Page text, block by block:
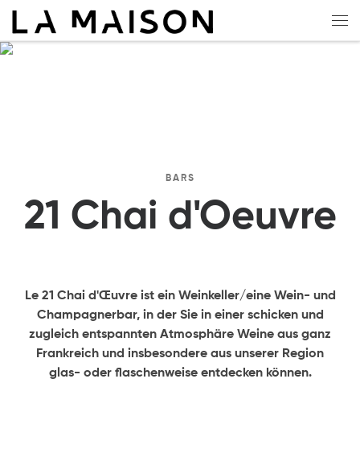
Zum Inhalt springen
BARS
21 Chai d'Oeuvre
Le 21 Chai d'Œuvre ist ein Weinkeller/eine Wein- und
Champagnerbar, in der Sie in einer schicken und
zugleich entspannten Atmosphäre Weine aus ganz
Frankreich und insbesondere aus unserer Region
glas- oder flaschenweise entdecken können.